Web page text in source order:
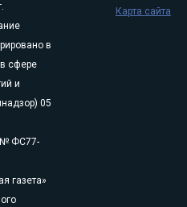
в
сфере
и
05
№ ФС77-
газета»
Карта сайта